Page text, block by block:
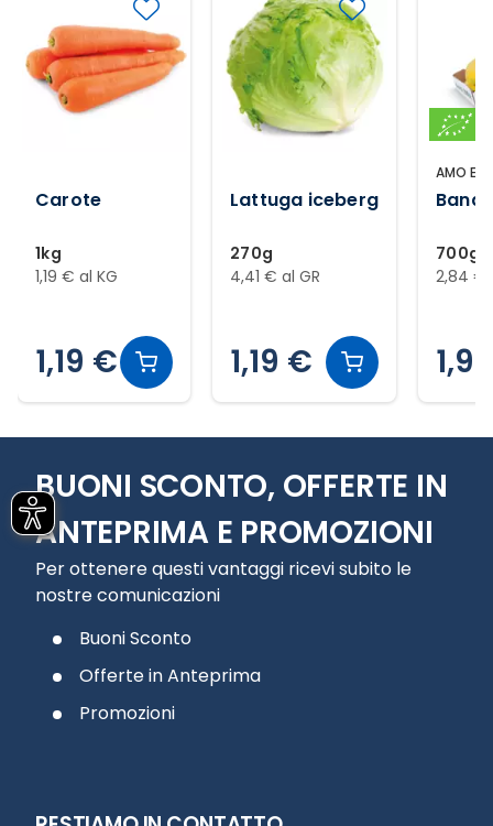
Carote
1kg
1,19 € al KG
1,19 €
Lattuga iceberg
270g
4,41 € al GR
1,19 €
AMO
700g
2,84 €
Slide 1 di 12
BUONI SCONTO, OFFERTE IN
ANTEPRIMA E PROMOZIONI
Per ottenere questi vantaggi ricevi subito le
nostre comunicazioni
Buoni Sconto
Offerte in Anteprima
Promozioni